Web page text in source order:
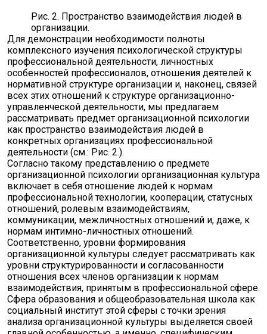
Рис. 2. Пространство взаимодействия людей в
организации.
Для демонстрации необходимости полноты
комплексного изучения психологической структуры
профессиональной деятельности, личностных
особенностей профессионалов, отношения деятелей к
нормативной структуре организации и, наконец, связей
всех этих отношений к структуре организационно-
управленческой деятельности, мы предлагаем
рассматривать предмет организационной психологии
как пространство взаимодействия людей в
конкретных организациях профессиональной
деятельности (см.: Рис. 2.).
Согласно такому представлению о предмете
организационной психологии организационная культура
включает в себя отношение людей к нормам
профессиональной технологии, кооперации, статусных
отношений, ролевым взаимодействиям,
коммуникации, межличностных отношений и, даже, к
нормам интимно-личностных отношений.
Соответственно, уровни формирования
организационной культуры следует рассматривать как
уровни структурированности и согласованности
отношения всех членов организации к нормам
взаимодействия, принятым в профессиональной сфере.
Сфера образования и общеобразовательная школа как
социальный институт этой сферы с точки зрения
анализа организационной культуры выделяется своей